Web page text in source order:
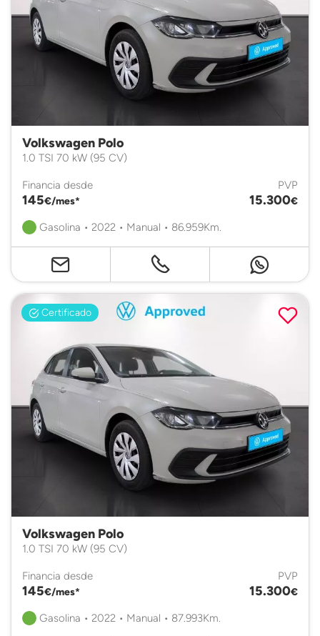
Volkswagen Polo
1.0 TSI 70 kW (95 CV)
Financia desde
145€/mes*
PVP
15.300€
Gasolina • 2022 • Manual • 86.959Km.
Certificado
Volkswagen Polo
1.0 TSI 70 kW (95 CV)
Financia desde
145€/mes*
PVP
15.300€
Gasolina • 2022 • Manual • 87.993Km.